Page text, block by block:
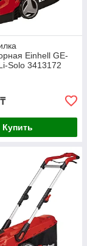
Einhell GE-
Solo 3413172
₸
Купить